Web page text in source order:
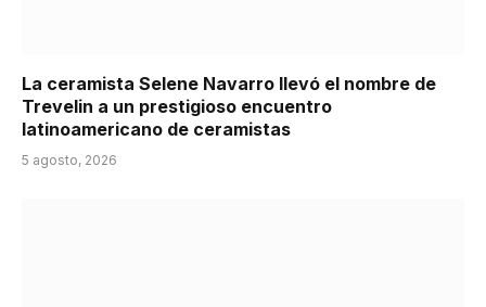
La ceramista Selene Navarro llevó el nombre de
Trevelin a un prestigioso encuentro
latinoamericano de ceramistas
5 agosto, 2026